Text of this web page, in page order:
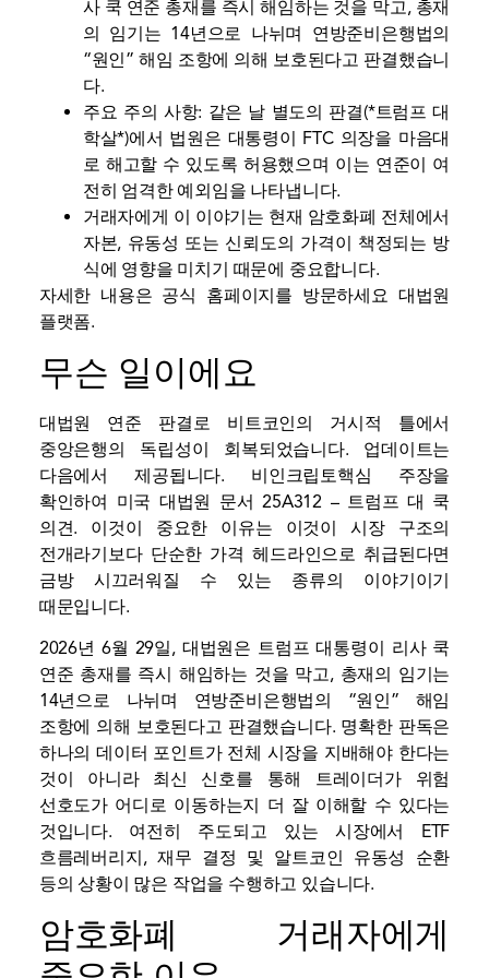
사 쿡 연준 총재를 즉시 해임하는 것을 막고, 총재
의 임기는 14년으로 나뉘며 연방준비은행법의
“원인” 해임 조항에 의해 보호된다고 판결했습니
다.
주요 주의 사항: 같은 날 별도의 판결(*트럼프 대
학살*)에서 법원은 대통령이 FTC 의장을 마음대
로 해고할 수 있도록 허용했으며 이는 연준이 여
전히 엄격한 예외임을 나타냅니다.
거래자에게 이 이야기는 현재 암호화폐 전체에서
자본, 유동성 또는 신뢰도의 가격이 책정되는 방
식에 영향을 미치기 때문에 중요합니다.
자세한 내용은 공식 홈페이지를 방문하세요 대법원
플랫폼.
무슨 일이에요
대법원 연준 판결로 비트코인의 거시적 틀에서
중앙은행의 독립성이 회복되었습니다. 업데이트는
다음에서 제공됩니다. 비인크립토핵심 주장을
확인하여 미국 대법원 문서 25A312 – 트럼프 대 쿡
의견. 이것이 중요한 이유는 이것이 시장 구조의
전개라기보다 단순한 가격 헤드라인으로 취급된다면
금방 시끄러워질 수 있는 종류의 이야기이기
때문입니다.
2026년 6월 29일, 대법원은 트럼프 대통령이 리사 쿡
연준 총재를 즉시 해임하는 것을 막고, 총재의 임기는
14년으로 나뉘며 연방준비은행법의 “원인” 해임
조항에 의해 보호된다고 판결했습니다. 명확한 판독은
하나의 데이터 포인트가 전체 시장을 지배해야 한다는
것이 아니라 최신 신호를 통해 트레이더가 위험
선호도가 어디로 이동하는지 더 잘 이해할 수 있다는
것입니다. 여전히 주도되고 있는 시장에서 ETF
흐름레버리지, 재무 결정 및 알트코인 유동성 순환
등의 상황이 많은 작업을 수행하고 있습니다.
암호화폐 거래자에게